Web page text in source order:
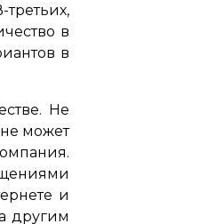
в
в
Не
может
и
другим